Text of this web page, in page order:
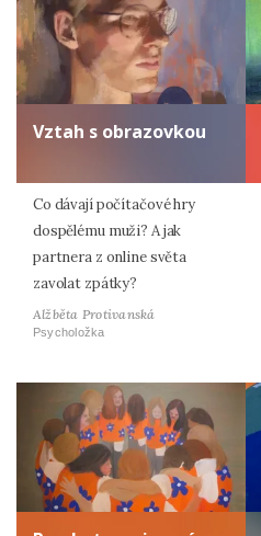
Vztah s obrazovkou
Co dávají počítačové hry
dospělému muži? A jak
partnera z online světa
zavolat zpátky?
Alžběta Protivanská
Psycholožka